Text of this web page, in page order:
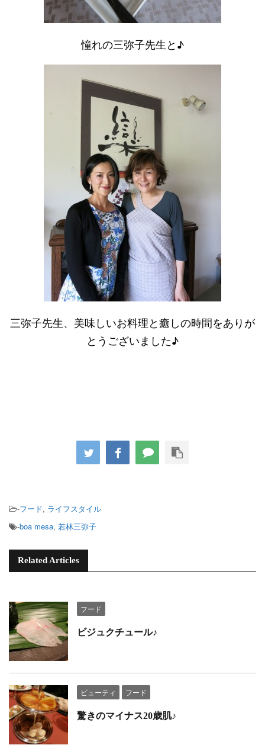
憧れの三弥子先生と♪
三弥子先生、美味しいお料理と癒しの時間をありが
とうございました♪
-フード, ライフスタイル
-boa mesa, 若林三弥子
Related Articles
フード
ビジュクチュール♪
ビューティ フード
驚きのマイナス20歳肌♪